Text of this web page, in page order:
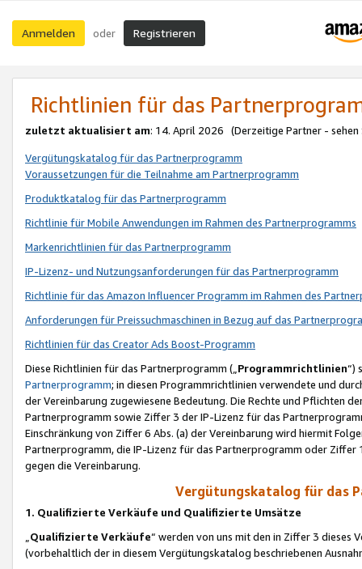
Anmelden oder Registrieren
Richtlinien für das
zuletzt aktualisiert am: 14. April 2026 (Derzeitige Partner - sehen
Vergütungskatalog für das Partnerprogramm
Voraussetzungen für die Teilnahme am Partnerprogramm
Produktkatalog für das Partnerprogramm
Richtlinie für Mobile Anwendungen im Rahmen des Partnerprogramms
Markenrichtlinien für das Partnerprogramm
IP-Lizenz- und Nutzungsanforderungen für das Partnerprogramm
Richtlinie für das Amazon Influencer Programm im Rahmen des
Anforderungen für Preissuchmaschinen in Bezug auf das
Richtlinien für das Creator Ads Boost-Programm
Diese Richtlinien für das Partnerprogramm („Programmrichtlinien“)
Partnerprogramm; in diesen Programmrichtlinien verwendete und
der Vereinbarung zugewiesene Bedeutung. Die Rechte und Pflichten
Partnerprogramm sowie Ziffer 3 der IP-Lizenz für das
Einschränkung von Ziffer 6 Abs. (a) der Vereinbarung wird hiermit
Partnerprogramm, die IP-Lizenz für das Partnerprogramm oder
gegen die Vereinbarung.
Vergütungskatalog für das
1. Qualifizierte Verkäufe und Qualifizierte Umsätze
Qualifizierte Verkäufe“ werden von uns mit den in Ziffer 3
(vorbehaltlich der in diesem Vergütungskatalog beschriebenen